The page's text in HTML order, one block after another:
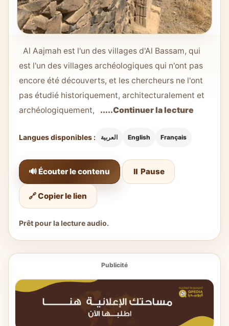
Al Aajmah est l'un des villages d'Al Bassam, qui
est l'un des villages archéologiques qui n'ont pas
encore été découverts, et les chercheurs ne l'ont
pas étudié historiquement, architecturalement et
archéologiquement,
.....Continuer la lecture
Langues disponibles : العربية English Français
🔊 Écouter le contenu ⏸️ Pause
🔗 Copier le lien
Prêt pour la lecture audio.
Publicité